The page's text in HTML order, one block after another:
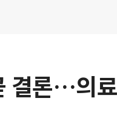
결론…의